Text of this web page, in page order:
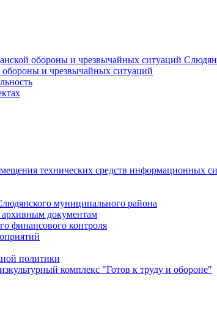
обороны и чрезвычайных ситуаций
и чрезвычайных ситуаций
технических средств информационных
муниципального района
архивным документам
финансового контроля
политики
комплекс "Готов к труду и обороне"